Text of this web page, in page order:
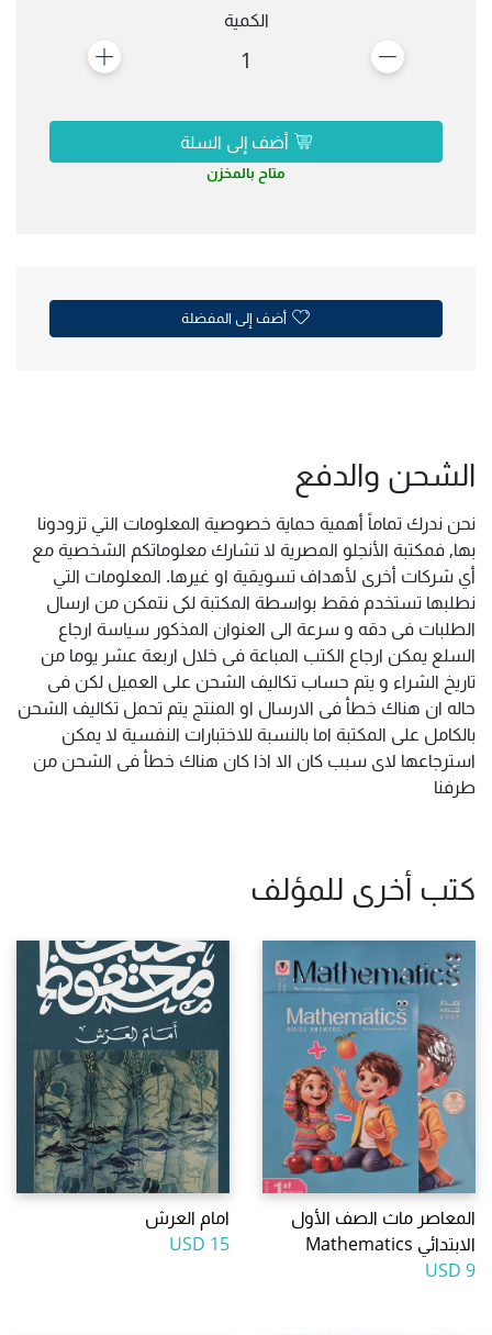
الكمية
1
أضف إلى السلة
متاح بالمخزن
أضف إلى المفضلة
الشحن والدفع
نحن ندرك تماماً أهمية حماية خصوصية المعلومات التي تزودونا
بها, فمكتبة الأنجلو المصرية لا تشارك معلوماتكم الشخصية مع
أي شركات أخرى لأهداف تسويقية او غيرها. المعلومات التي
نطلبها تستخدم فقط بواسطة المكتبة لكى نتمكن من ارسال
الطلبات فى دقه و سرعة الى العنوان المذكور سياسة ارجاع
السلع يمكن ارجاع الكتب المباعة فى خلال اربعة عشر يوما من
تاريخ الشراء و يتم حساب تكاليف الشحن على العميل لكن فى
حاله ان هناك خطأ فى الارسال او المنتج يتم تحمل تكاليف الشحن
بالكامل على المكتبة اما بالنسبة للاختبارات النفسية لا يمكن
استرجاعها لاى سبب كان الا اذا كان هناك خطأ فى الشحن من
طرفنا
كتب أخرى للمؤلف
المعاصر ماث الصف الأول
الابتدائي Mathematics
9 USD
امام العرش
15 USD